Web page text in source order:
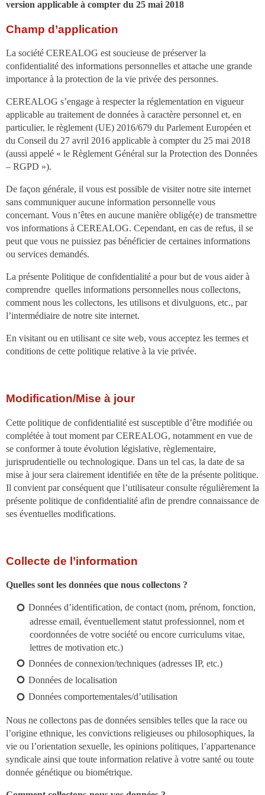
version applicable à compter du 25 mai 2018
Champ d’application
La société CEREALOG est soucieuse de préserver la
confidentialité des informations personnelles et attache une grande
importance à la protection de la vie privée des personnes.
CEREALOG s’engage à respecter la réglementation en vigueur
applicable au traitement de données à caractère personnel et, en
particulier, le règlement (UE) 2016/679 du Parlement Européen et
du Conseil du 27 avril 2016 applicable à compter du 25 mai 2018
(aussi appelé « le Règlement Général sur la Protection des Données
– RGPD »).
De façon générale, il vous est possible de visiter notre site internet
sans communiquer aucune information personnelle vous
concernant. Vous n’êtes en aucune manière obligé(e) de transmettre
vos informations à CEREALOG. Cependant, en cas de refus, il se
peut que vous ne puissiez pas bénéficier de certaines informations
ou services demandés.
La présente Politique de confidentialité a pour but de vous aider à
comprendre quelles informations personnelles nous collectons,
comment nous les collectons, les utilisons et divulguons, etc., par
l’intermédiaire de notre site internet.
En visitant ou en utilisant ce site web, vous acceptez les termes et
conditions de cette politique relative à la vie privée.
Modification/Mise à jour
Cette politique de confidentialité est susceptible d’être modifiée ou
complétée à tout moment par CEREALOG, notamment en vue de
se conformer à toute évolution législative, règlementaire,
jurisprudentielle ou technologique. Dans un tel cas, la date de sa
mise à jour sera clairement identifiée en tête de la présente politique.
Il convient par conséquent que l’utilisateur consulte régulièrement la
présente politique de confidentialité afin de prendre connaissance de
ses éventuelles modifications.
Collecte de l’information
Quelles sont les données que nous collectons ?
Données d’identification, de contact (nom, prénom, fonction,
adresse email, éventuellement statut professionnel, nom et
coordonnées de votre société ou encore curriculums vitae,
lettres de motivation etc.)
Données de connexion/techniques (adresses IP, etc.)
Données de localisation
Données comportementales/d’utilisation
Nous ne collectons pas de données sensibles telles que la race ou
l’origine ethnique, les convictions religieuses ou philosophiques, la
vie ou l’orientation sexuelle, les opinions politiques, l’appartenance
syndicale ainsi que toute information relative à votre santé ou toute
donnée génétique ou biométrique.